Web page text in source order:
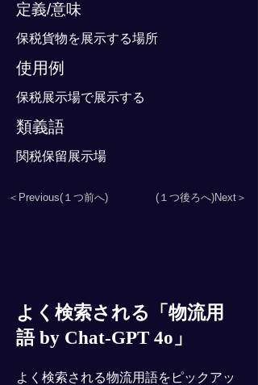
定義/意味
保税貨物を展示する場所
使用例
保税展示場で展示する
類義語
関税保留展示場
＜Previous(１つ前へ) (１つ後ろへ)Next＞
よく検索される「物流用
語 by Chat-GPT 4o」
よく検索される物流用語をピックアッ